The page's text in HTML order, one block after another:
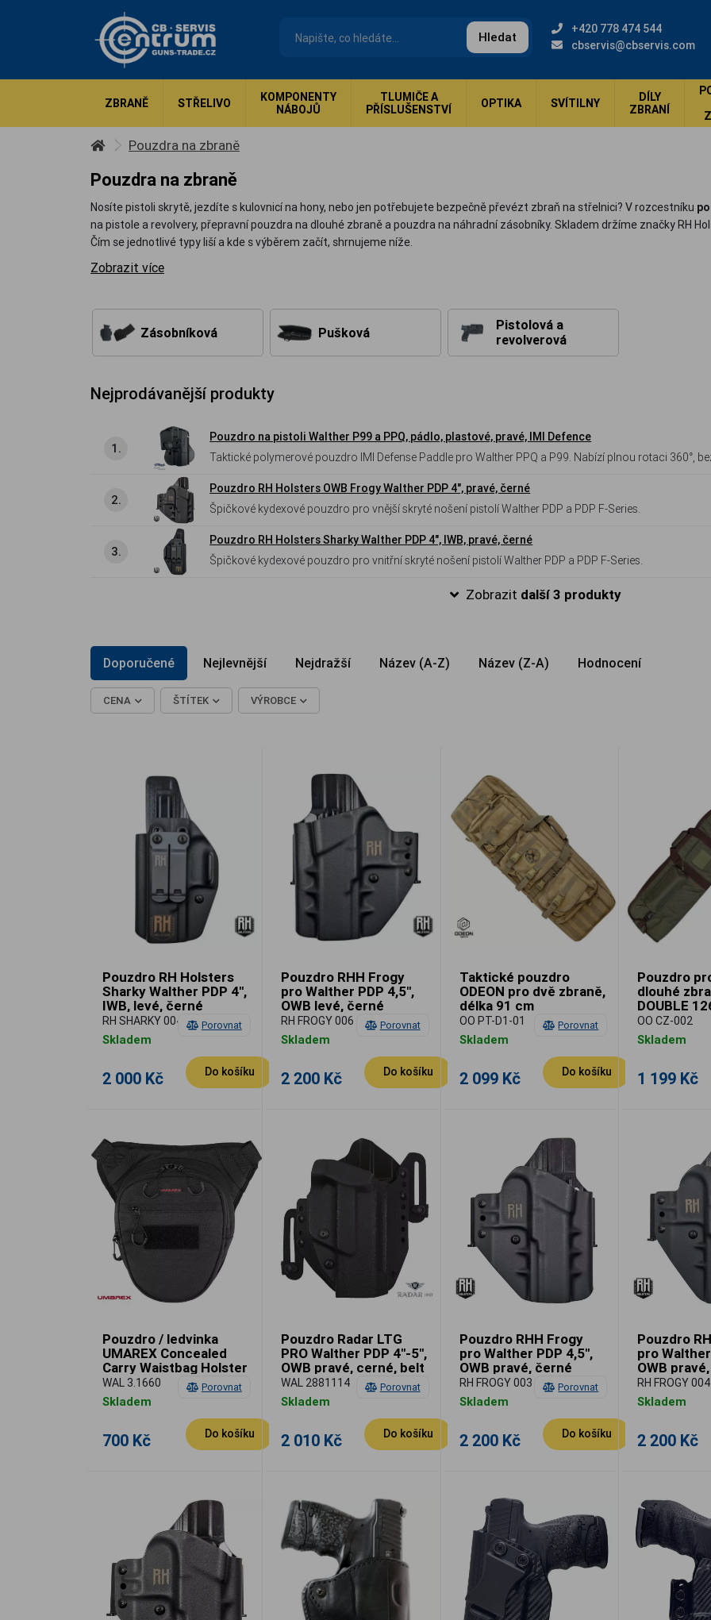
Hledat
+420 778 474 544
cbservis@cbservis.com
ZBRANĚ STŘELIVO
KOMPONENTY
NÁBOJŮ
TLUMIČE A
PŘÍSLUŠENSTVÍ
OPTIKA SVÍTILNY
DÍLY
ZBRANÍ
Pouzdra na zbraně
Pouzdra na zbraně
Nosíte pistoli skrytě, jezdíte s kulovnicí na hony, nebo jen potřebujete bezpečně převézt zbraň na střelnici? V rozcestníku
na pistole a revolvery, přepravní pouzdra na dlouhé zbraně a pouzdra na náhradní zásobníky. Skladem držíme značky RH
Čím se jednotlivé typy liší a kde s výběrem začít, shrnujeme níže.
Zobrazit více
Zásobníková Pušková
Pistolová a
revolverová
Nejprodávanější produkty
1.
Pouzdro na pistoli Walther P99 a PPQ, pádlo, plastové, pravé, IMI Defence
Taktické polymerové pouzdro IMI Defense Paddle pro Walther PPQ a P99. Nabízí plnou rotaci 360°,
2.
Pouzdro RH Holsters OWB Frogy Walther PDP 4", pravé, černé
Špičkové kydexové pouzdro pro vnější skryté nošení pistolí Walther PDP a PDP F-Series.
3.
Pouzdro RH Holsters Sharky Walther PDP 4", IWB, pravé, černé
Špičkové kydexové pouzdro pro vnitřní skryté nošení pistolí Walther PDP a PDP F-Series.
Zobrazit další 3 produkty
Doporučené Nejlevnější Nejdražší Název (A-Z) Název (Z-A) Hodnocení
CENA ŠTÍTEK VÝROBCE
Porovnat
Pouzdro RH Holsters
Sharky Walther PDP 4",
IWB, levé, černé
RH SHARKY 004
Skladem
2 000 Kč Do košíku
Porovnat
Pouzdro RHH Frogy
pro Walther PDP 4,5",
OWB levé, černé
RH FROGY 006
Skladem
2 200 Kč Do košíku
Porovnat
Taktické pouzdro
ODEON pro dvě zbraně,
délka 91 cm
OO PT-D1-01
Skladem
2 099 Kč Do košíku
Pouzdro
dlouhé
DOUBLE
lovecké
OO CZ-002
Skladem
1 199 Kč
Porovnat
Pouzdro / ledvinka
UMAREX Concealed
Carry Waistbag Holster
WAL 3.1660
Skladem
700 Kč Do košíku
Porovnat
Pouzdro Radar LTG
PRO Walther PDP 4"-5",
OWB pravé, cerné, belt
loops 60 mm
WAL 2881114
Skladem
2 010 Kč Do košíku
Porovnat
Pouzdro RHH Frogy
pro Walther PDP 4,5",
OWB pravé, černé
RH FROGY 003
Skladem
2 200 Kč Do košíku
Pouzdro
pro
OWB
RH FROGY 004
Skladem
2 200 Kč